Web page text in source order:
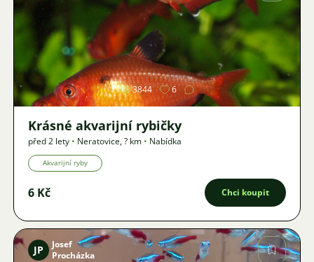
Obrázek
3844 6
Krásné akvarijní rybičky
před 2 lety • Neratovice,? km • Nabídka
Akvarijní ryby
6 Kč Chci koupit
JP
Josef
Procházka